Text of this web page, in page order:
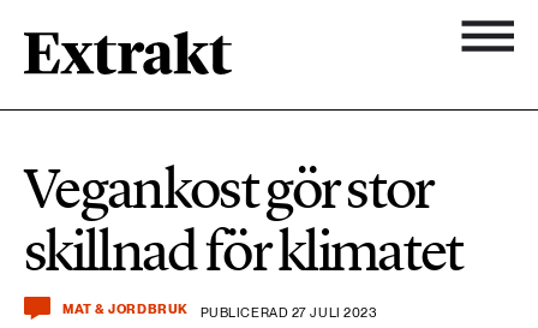
Biologisk mångfald
Hållbara städer
Industri & Energi
Nyhetsbrev
Om Extrakt
900 ARTIKLAR
584 ARTIKLAR
Hållbara städer
473 ARTIKLAR
Vegankost gör stor
skillnad för klimatet
MAT & JORDBRUK PUBLICERAD 27 JULI 2023